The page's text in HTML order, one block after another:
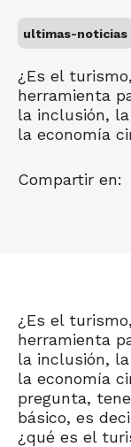
ultimas-noticias
¿Es el
herramienta
la inclusión,
la economía
Compartir en:
¿Es el
herramienta
la inclusión,
la economía
pregunta,
básico, es
¿qué es el